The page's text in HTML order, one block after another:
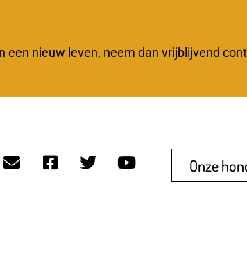
een nieuw leven, neem dan vrijblijvend
Onze